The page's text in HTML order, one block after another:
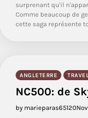
surprenant qu'il
Comme beaucoup de
cette saga représente
ANGLETERRE
NC500: de
by marieparas65120